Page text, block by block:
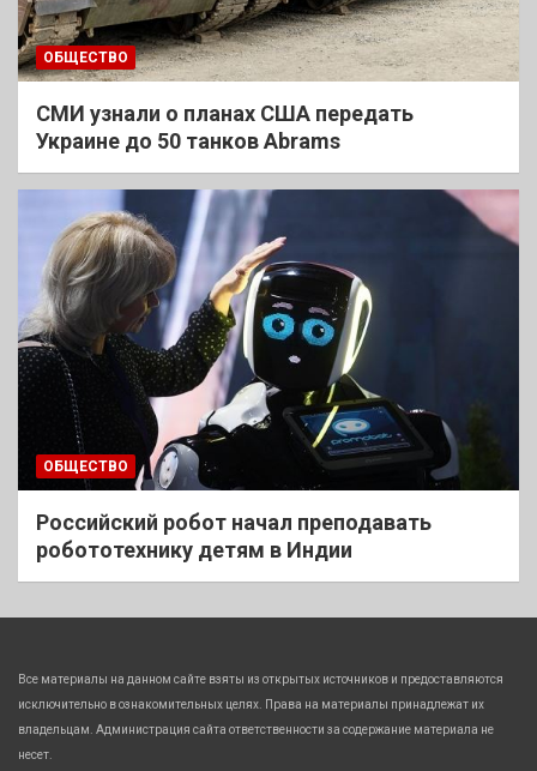
ОБЩЕСТВО
СМИ узнали о планах США передать
Украине до 50 танков Abrams
ОБЩЕСТВО
Российский робот начал преподавать
робототехнику детям в Индии
Все материалы на данном сайте взяты из открытых источников и предоставляются
исключительно в ознакомительных целях. Права на материалы принадлежат их
владельцам. Администрация сайта ответственности за содержание материала не
несет.